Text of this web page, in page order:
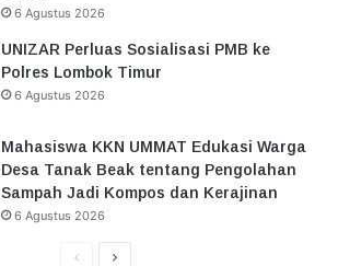
6 Agustus 2026
UNIZAR Perluas Sosialisasi PMB ke
Polres Lombok Timur
6 Agustus 2026
Mahasiswa KKN UMMAT Edukasi Warga
Desa Tanak Beak tentang Pengolahan
Sampah Jadi Kompos dan Kerajinan
6 Agustus 2026
HalamanHalaman